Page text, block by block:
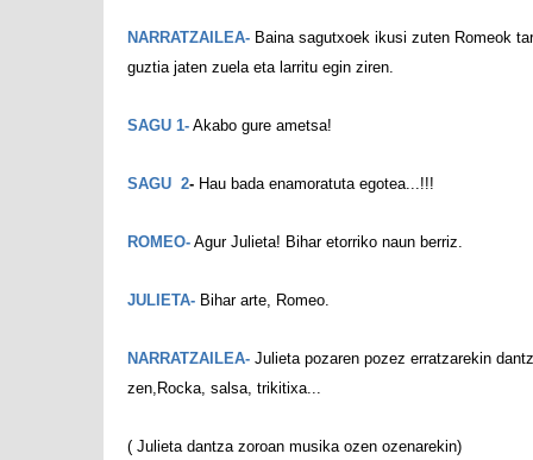
NARRATZAILEA- Baina sagutxoek ikusi zuten Romeok
guztia jaten zuela eta larritu egin ziren.
SAGU 1- Akabo gure ametsa!
SAGU 2- Hau bada enamoratuta egotea...!!!
ROMEO- Agur Julieta! Bihar etorriko naun berriz.
JULIETA- Bihar arte, Romeo.
NARRATZAILEA- Julieta pozaren pozez erratzarekin
zen,Rocka, salsa, trikitixa...
( Julieta dantza zoroan musika ozen ozenarekin)